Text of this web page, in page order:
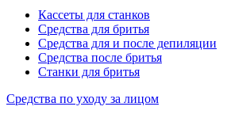
Кассеты для станков
Средства для бритья
Средства для и после депиляции
Средства после бритья
Станки для бритья
Средства по уходу за лицом